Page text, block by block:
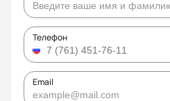
Телефон
Email